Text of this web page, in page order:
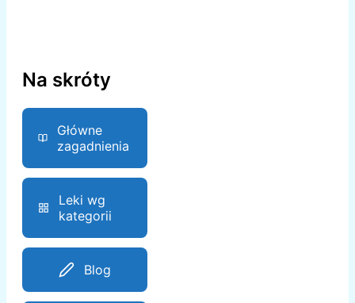
Na skróty
Główne
zagadnienia
Leki wg
kategorii
Blog